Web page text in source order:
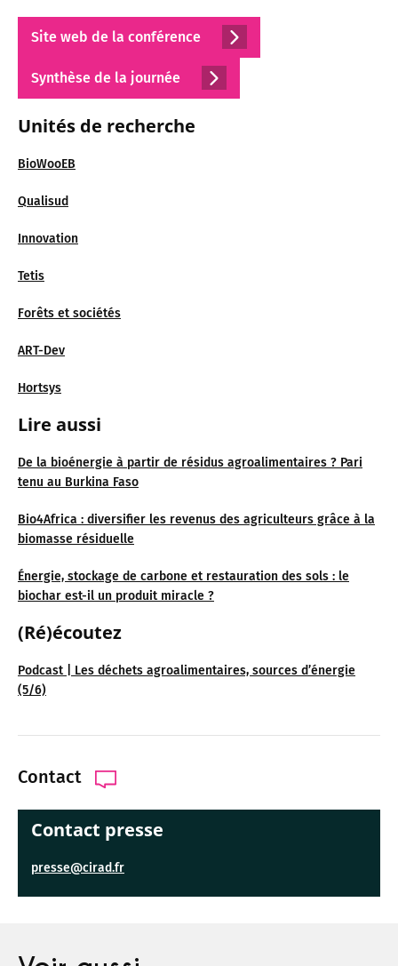
Site web de la conférence
Synthèse de la journée
Unités de recherche
BioWooEB
Qualisud
Innovation
Tetis
Forêts et sociétés
ART-Dev
Hortsys
Lire aussi
De la bioénergie à partir de résidus agroalimentaires ? Pari
tenu au Burkina Faso
Bio4Africa : diversifier les revenus des agriculteurs grâce à la
biomasse résiduelle
Énergie, stockage de carbone et restauration des sols : le
biochar est-il un produit miracle ?
(Ré)écoutez
Podcast | Les déchets agroalimentaires, sources d’énergie
(5/6)
Contact
Contact presse
presse@cirad.fr